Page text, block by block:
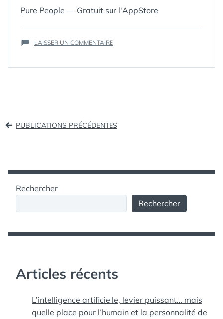
Pure People — Gratuit sur l'AppStore
CÉLÉBRITÉS,
PEOPLE,
LAISSER UN COMMENTAIRESUR
LANCE
Navigation
PUBLICATIONS PRÉCÉDENTES
Rechercher
Rechercher
Articles récents
L’intelligence artificielle, levier puissant… mais
quelle place pour l’humain et la personnalité de